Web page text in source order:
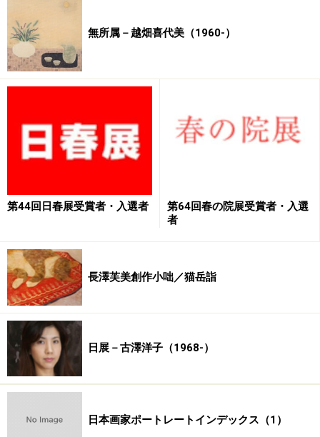
無所属－越畑喜代美（1960-）
第44回日春展受賞者・入選者
第64回春の院展受賞者・入選
者
長澤芙美創作小咄／猫岳詣
日展－古澤洋子（1968-）
日本画家ポートレートインデックス（1）